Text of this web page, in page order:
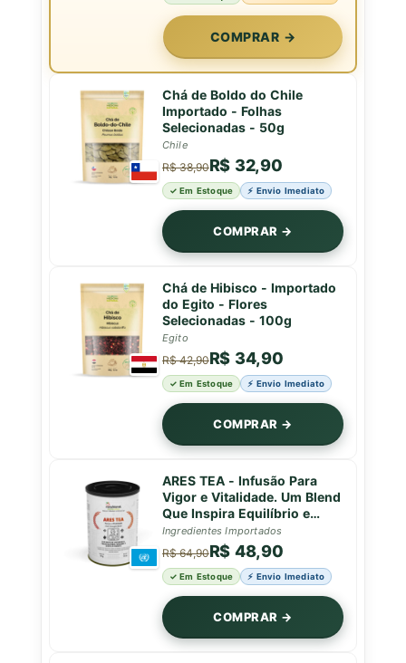
COMPRAR →
Chá de Boldo do Chile
Importado - Folhas
Selecionadas - 50g
Chile
R$ 38,90R$ 32,90
✓ Em Estoque ⚡ Envio Imediato
COMPRAR →
Chá de Hibisco - Importado
do Egito - Flores
Selecionadas - 100g
Egito
R$ 42,90R$ 34,90
✓ Em Estoque ⚡ Envio Imediato
COMPRAR →
ARES TEA - Infusão Para
Vigor e Vitalidade. Um Blend
Que Inspira Equilíbrio e
Força em Cada Gole - Lata -
50g
Ingredientes Importados
R$ 64,90R$ 48,90
✓ Em Estoque ⚡ Envio Imediato
COMPRAR →